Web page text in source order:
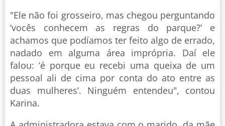
"Ele não foi grosseiro, mas chegou perguntando
‘vocês conhecem as regras do parque?’ e
achamos que podíamos ter feito algo de errado,
nadado em alguma área imprópria. Daí ele
falou: ‘é porque eu recebi uma queixa de um
pessoal ali de cima por conta do ato entre as
duas mulheres’. Ninguém entendeu", contou
Karina.